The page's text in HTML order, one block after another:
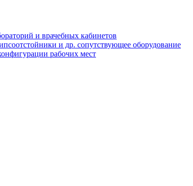
и врачебных кабинетов
и др. сопутствующее оборудование
рабочих мест